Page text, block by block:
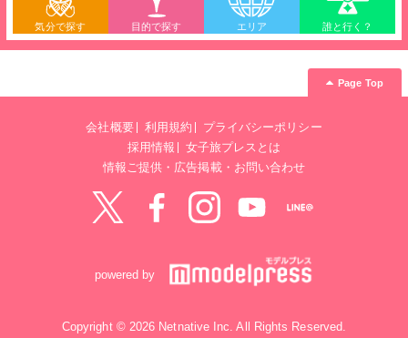
気分で探す 目的で探す エリア 誰と行く？
Page Top
会社概要 利用規約
プライバシーポリシー
採用情報
女子旅プレスとは
情報ご提供・広告掲載・お問い合わせ
powered by
Copyright © 2026 Netnative Inc. All Rights Reserved.